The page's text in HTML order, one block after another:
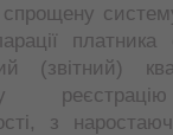
платника
(звітний)
з